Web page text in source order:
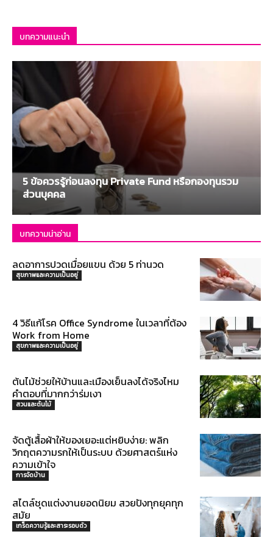
บทความแนะนำ
5 ข้อควรรู้ก่อนลงทุน Private Fund หรือกองทุนรวม
ส่วนบุคคล
บทความน่าอ่าน
ลดอาการปวดเมื่อยแขน ด้วย 5 ท่านวด
สุขภาพและความเป็นอยู่
4 วิธีแก้โรค Office Syndrome ในเวลาที่ต้อง
Work from Home
สุขภาพและความเป็นอยู่
ต้นไม้ช่วยให้บ้านและเมืองเย็นลงได้จริงไหม
คำตอบที่มากกว่าร่มเงา
สวนและต้นไม้
จัดตู้เสื้อผ้าให้ของเยอะแต่หยิบง่าย: พลิก
วิกฤตความรกให้เป็นระบบ ด้วยศาสตร์แห่ง
ความเข้าใจ
การจัดบ้าน
สไตล์ชุดแต่งงานยอดนิยม สวยปังทุกยุคทุก
สมัย
เกร็ดความรู้และสาระรอบตัว